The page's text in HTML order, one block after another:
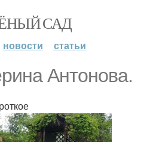
САД
новости статьи
Антонова.